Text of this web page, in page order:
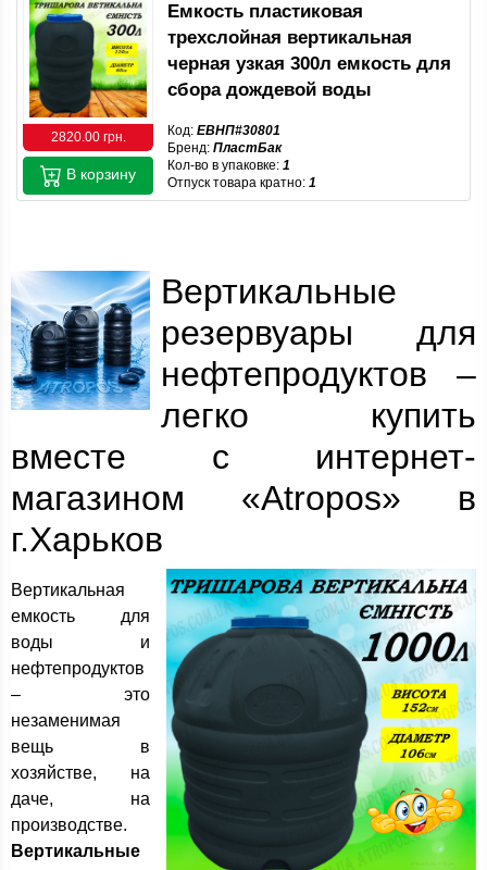
2820.00 грн.
Емкость пластиковая
трехслойная вертикальная
черная узкая 300л емкость для
сбора дождевой воды
Код: ЕВНП#30801
Бренд: ПластБак
Кол-во в упаковке: 1
Отпуск товара кратно: 1
В корзину
Вертикальные
резервуары для
нефтепродуктов –
легко купить
вместе с интернет-
магазином «Atropos» в
г.Харьков
Вертикальная
емкость для
воды и
нефтепродуктов
– это
незаменимая
вещь в
хозяйстве, на
даче, на
производстве.
Вертикальные